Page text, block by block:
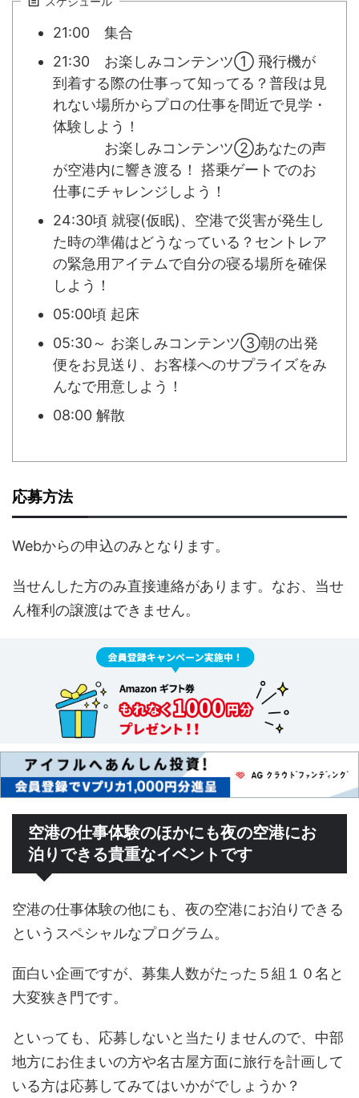
21:00 集合
21:30 お楽しみコンテンツ① 飛行機が
到着する際の仕事って知ってる？普段は見
れない場所からプロの仕事を間近で見学・
体験しよう！
お楽しみコンテンツ②あなたの声
が空港内に響き渡る！ 搭乗ゲートでのお
仕事にチャレンジしよう！
24:30頃 就寝(仮眠)、空港で災害が発生し
た時の準備はどうなっている？セントレア
の緊急用アイテムで自分の寝る場所を確保
しよう！
05:00頃 起床
05:30～ お楽しみコンテンツ③朝の出発
便をお見送り、お客様へのサプライズをみ
んなで用意しよう！
08:00 解散
応募方法
Webからの申込のみとなります。
当せんした方のみ直接連絡があります。なお、当せ
ん権利の譲渡はできません。
空港の仕事体験のほかにも夜の空港にお
泊りできる貴重なイベントです
空港の仕事体験の他にも、夜の空港にお泊りできる
というスペシャルなプログラム。
面白い企画ですが、募集人数がたった５組１０名と
大変狭き門です。
といっても、応募しないと当たりませんので、中部
地方にお住まいの方や名古屋方面に旅行を計画して
いる方は応募してみてはいかがでしょうか？